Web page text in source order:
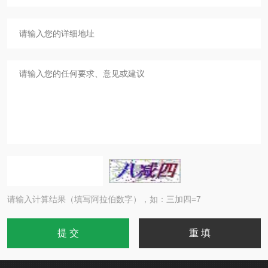
请输入计算结果（填写阿拉伯数字），如：三加四=7